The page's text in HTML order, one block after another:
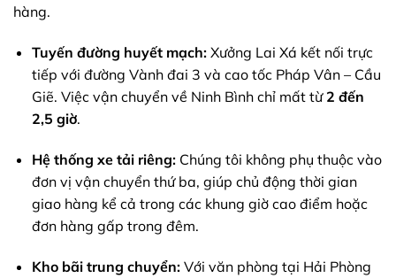
hàng.
Tuyến đường huyết mạch:Xưởng Lai Xá kết nối trực
tiếp với đường Vành đai 3 và cao tốc Pháp Vân – Cầu
Giẽ. Việc vận chuyển về Ninh Bình chỉ mất từ 2 đến
2,5 giờ.
Hệ thống xe tải riêng:Chúng tôi không phụ thuộc vào
đơn vị vận chuyển thứ ba, giúp chủ động thời gian
giao hàng kể cả trong các khung giờ cao điểm hoặc
đơn hàng gấp trong đêm.
Kho bãi trung chuyển:Với văn phòng tại Hải Phòng